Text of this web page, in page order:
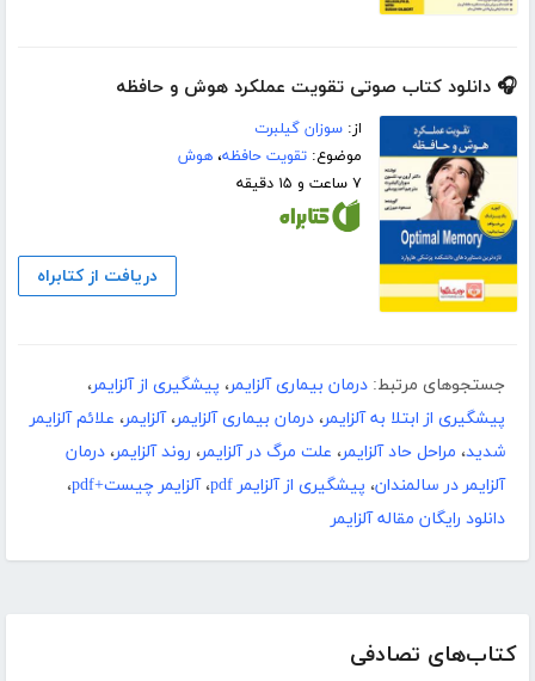
کتاب‌های تصادفی
🎧 دانلود کتاب صوتی تقویت عملکرد هوش و حافظه
از:سوزان گیلبرت
موضوع:تقویت حافظه،هوش
۷ ساعت و ۱۵ دقیقه
دریافت از کتابراه
جستجوهای مرتبط: درمان بیماری آلزایمر، پیشگیری از آلزایمر،
پیشگیری از ابتلا به آلزایمر، درمان بیماری آلزایمر،آلزایمر، علائم آلزایمر
شدید، مراحل حاد آلزایمر، علت مرگ در آلزایمر، روند آلزایمر، درمان
آلزایمر در سالمندان، پیشگیری از آلزایمر pdf ،آلزایمر چیست+pdf
،
دانلود رایگان مقاله آلزایمر